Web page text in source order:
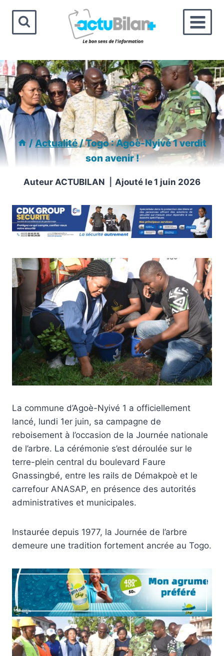
contenu
/Actualité/Togo : Agoè-Nyivé 1 verdit
son avenir !
Auteur ACTUBILAN Ajouté le1 juin 2026
La commune d’Agoè-Nyivé 1 a officiellement
lancé, lundi 1er juin, sa campagne de
reboisement à l’occasion de la Journée nationale
de l’arbre. La cérémonie s’est déroulée sur le
terre-plein central du boulevard Faure
Gnassingbé, entre les rails de Démakpoè et le
carrefour ANASAP, en présence des autorités
administratives et municipales.
Instaurée depuis 1977, la Journée de l’arbre
demeure une tradition fortement ancrée au Togo.